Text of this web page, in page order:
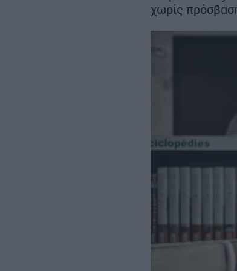
ΜΕΤΑΦΟΡΕΣ -
ΟΙΚΟΝΟΜΙΑ -
χωρίς